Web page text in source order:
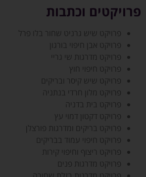
פרויקטים וכתבות
פרויקט שיש גרניט שחור בלו פרל
פרויקט אבן חיפוי בורגון
פרויקט מדרגות שי גריי
פרויקט חיפוי חוץ
פרויקט שיש קיסר ובריקים
פרויקט מלון חרדי בנתניה
פרויקט בית בדניה
פרויקט דקטון דמוי עץ
פרויקט בריקים ומדרגות פורצלן
פרויקט חיפוי עמוד בבריקים
פרויקט ריצוף וחיפוי קירות
פרויקט מדרגות פנים